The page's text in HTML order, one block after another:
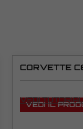
CORVETTE
VEDI
VEDI IL